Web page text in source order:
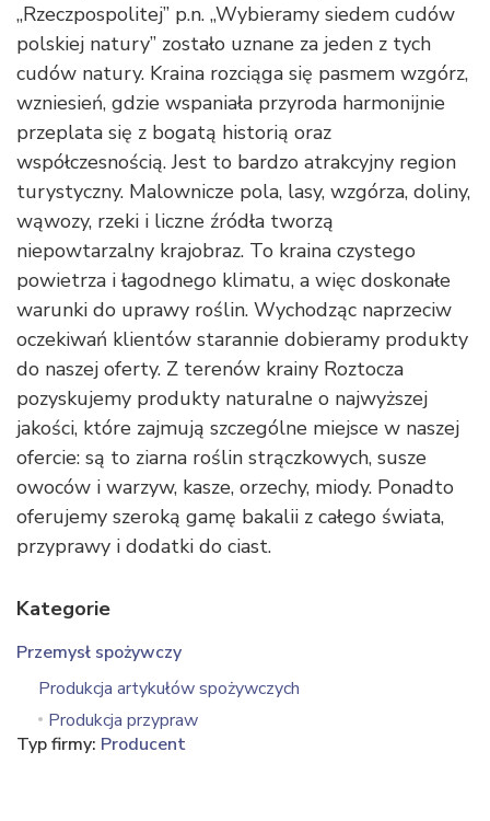
„Rzeczpospolitej” p.n. „Wybieramy siedem cudów
polskiej natury” zostało uznane za jeden z tych
cudów natury. Kraina rozciąga się pasmem wzgórz,
wzniesień, gdzie wspaniała przyroda harmonijnie
przeplata się z bogatą historią oraz
współczesnością. Jest to bardzo atrakcyjny region
turystyczny. Malownicze pola, lasy, wzgórza, doliny,
wąwozy, rzeki i liczne źródła tworzą
niepowtarzalny krajobraz. To kraina czystego
powietrza i łagodnego klimatu, a więc doskonałe
warunki do uprawy roślin. Wychodząc naprzeciw
oczekiwań klientów starannie dobieramy produkty
do naszej oferty. Z terenów krainy Roztocza
pozyskujemy produkty naturalne o najwyższej
jakości, które zajmują szczególne miejsce w naszej
ofercie: są to ziarna roślin strączkowych, susze
owoców i warzyw, kasze, orzechy, miody. Ponadto
oferujemy szeroką gamę bakalii z całego świata,
przyprawy i dodatki do ciast.
Kategorie
Przemysł spożywczy
Produkcja artykułów spożywczych
Produkcja przypraw
Typ firmy: Producent